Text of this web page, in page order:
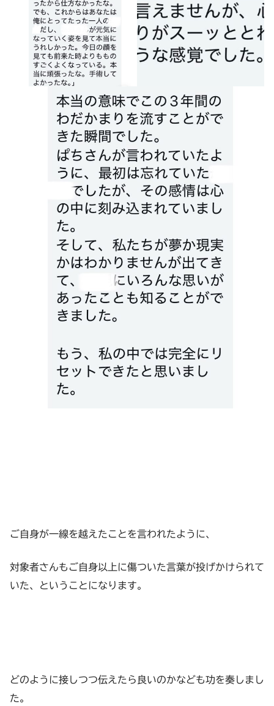
ご自身が一線を越えたことを言われたように、
対象者さんもご自身以上に傷ついた言葉が投げかけられて
いた、ということになります。
どのように接しつつ伝えたら良いのかなども功を奏しまし
た。